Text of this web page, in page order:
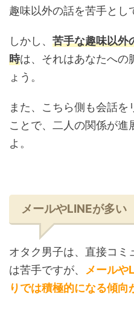
趣味以外の話を苦手とし
しかし、 苦手な趣味以外
時は、それはあなたへの
ょう。
また、こちら側も会話
ことで、二人の関係が進
よ。
メールやLINEが多い
オタク男子は、直接コミ
は苦手ですが、
メールや
りでは積極的になる傾向